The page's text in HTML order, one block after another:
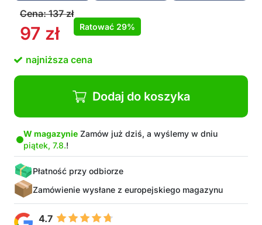
Idealny do olejów, benzyny i innych płynów
Elastyczny i nadający się do ponownego
kształtowania, dzięki czemu pasuje do każdego
Bez bałaganu podczas wymiany oleju i płynów
Wielokrotnego użytku i wykonane z trwałych
materiałów
Działa w temperaturach od -30 ° C do 200 ° C
Cena:137zł
97 zł Ratować 29%
najniższa cena
Dodaj do koszyka
W magazynie Zamów już dziś, a wyślemy w dniu
piątek, 7.8.!
Płatność przy odbiorze
Zamówienie wysłane z europejskiego magazynu
4.7